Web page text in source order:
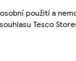
použití a
Tesco